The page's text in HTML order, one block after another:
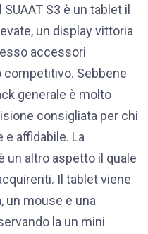
S3 è un tablet il
un display vittoria
accessori
Sebbene
generale è molto
consigliata per chi
affidabile. La
un altro aspetto il quale
Il tablet viene
un mouse e una
la un mini